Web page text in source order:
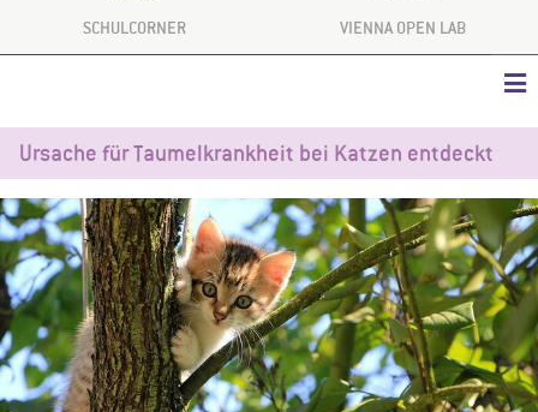
SCHULCORNER VIENNA OPEN LAB
Ursache für Taumelkrankheit bei Katzen entdeckt